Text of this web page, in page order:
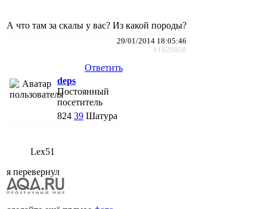
А что там за скалы у вас? Из какой породы?
29/01/2014 18:05:46
#1928058
Ответить
deps
Постоянный
посетитель
824 39 Шатура
Lex51
я перевернул